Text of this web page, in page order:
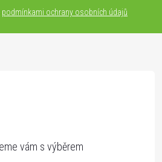
podmínkami ochrany osobních údajů